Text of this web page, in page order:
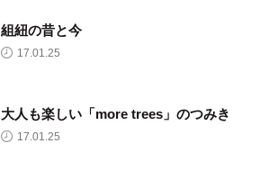
組紐の昔と今
17.01.25
大人も楽しい「more trees」のつみき
17.01.25